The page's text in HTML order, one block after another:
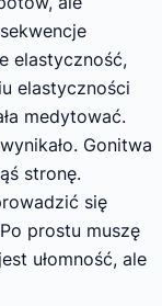
elastyczność,
elastyczności
medytować.
Gonitwa
stronę.
się
prostu muszę
ułomność, ale